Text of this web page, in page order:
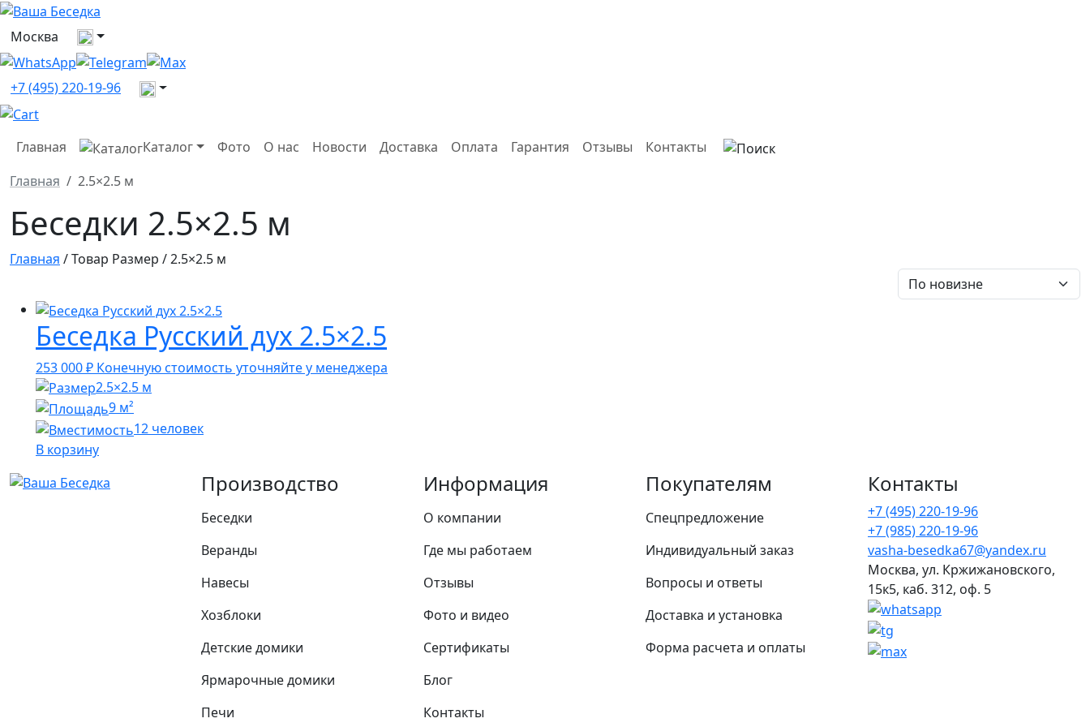
Москва Выберите город
+7 (495) 220-19-96 Все контакты
Главная Каталог Фото О нас Новости Доставка Оплата Гарантия Отзывы
Контакты
Главная
2.5×2.5 м
Беседки 2.5×2.5 м
Главная / Товар Размер / 2.5×2.5 м
Беседка Русский дух 2.5×2.5
253 000₽ Конечную стоимость уточняйте у менеджера
2.5×2.5 м
9 м²
12 человек
В корзину
Производство
Беседки
Веранды
Навесы
Хозблоки
Детские домики
Ярмарочные домики
Печи
Информация
О компании
Где мы работаем
Отзывы
Фото и видео
Сертификаты
Блог
Контакты
Покупателям
Спецпредложение
Индивидуальный заказ
Вопросы и ответы
Доставка и установка
Форма расчета и оплаты
Контакты
+7 (495) 220-19-96
+7 (985) 220-19-96
vasha-besedka67@yandex.ru
Москва, ул. Кржижановского,
15к5, каб. 312, оф. 5